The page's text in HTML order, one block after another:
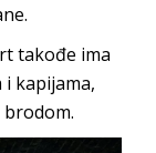
takođe ima
i kapijama,